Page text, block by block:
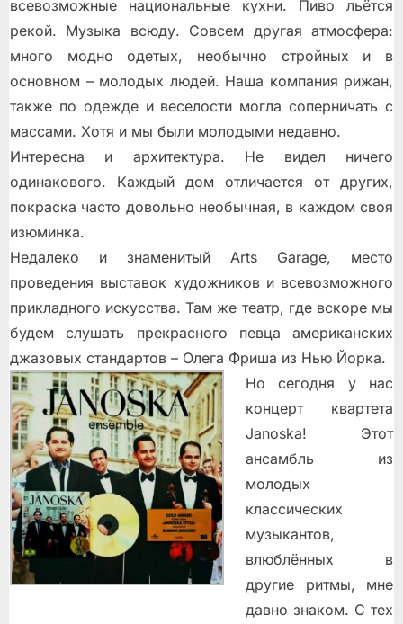
всевозможные национальные кухни. Пиво льётся
рекой. Музыка всюду. Совсем другая атмосфера:
много модно одетых, необычно стройных и в
основном – молодых людей. Наша компания рижан,
также по одежде и веселости могла соперничать с
массами. Хотя и мы были молодыми недавно.
Интересна и архитектура. Не видел ничего
одинакового. Каждый дом отличается от других,
покраска часто довольно необычная, в каждом своя
изюминка.
Недалеко и знаменитый Arts Garage, место
проведения выставок художников и всевозможного
прикладного искусства. Там же театр, где вскоре мы
будем слушать прекрасного певца американских
джазовых стандартов – Олега Фриша из Нью Йорка.
Но сегодня у нас
концерт квартета
Janoska! Этот
ансамбль из
молодых
классических
музыкантов,
влюблённых в
другие ритмы, мне
давно знаком. С тех